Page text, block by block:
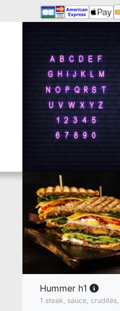
Hummer h1
1 steak, sauce,